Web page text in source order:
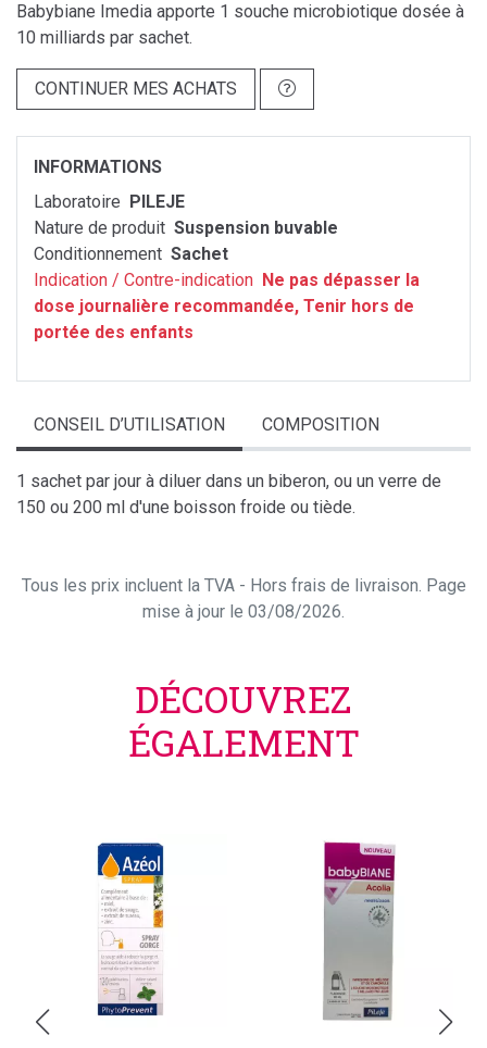
Babybiane Imedia apporte 1 souche microbiotique dosée à
10 milliards par sachet.
CONTINUER MES ACHATS
INFORMATIONS
Laboratoire PILEJE
Nature de produit Suspension buvable
Conditionnement Sachet
Indication / Contre-indication Ne pas dépasser la
dose journalière recommandée, Tenir hors de
portée des enfants
CONSEIL D’UTILISATION COMPOSITION
1 sachet par jour à diluer dans un biberon, ou un verre de
150 ou 200 ml d'une boisson froide ou tiède.
Tous les prix incluent la TVA - Hors frais de livraison. Page
mise à jour le 03/08/2026.
DÉCOUVREZ
ÉGALEMENT